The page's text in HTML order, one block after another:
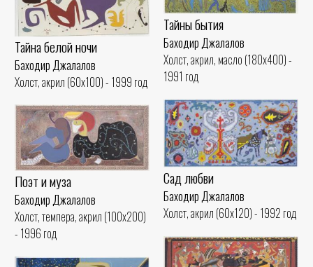
Тайны бытия
Баходир Джалалов
Холст, акрил, масло (180x400) -
1991 год
Тайна белой ночи
Баходир Джалалов
Холст, акрил (60x100) - 1999 год
Сад любви
Баходир Джалалов
Холст, акрил (60x120) - 1992 год
Поэт и муза
Баходир Джалалов
Холст, темпера, акрил (100x200)
- 1996 год